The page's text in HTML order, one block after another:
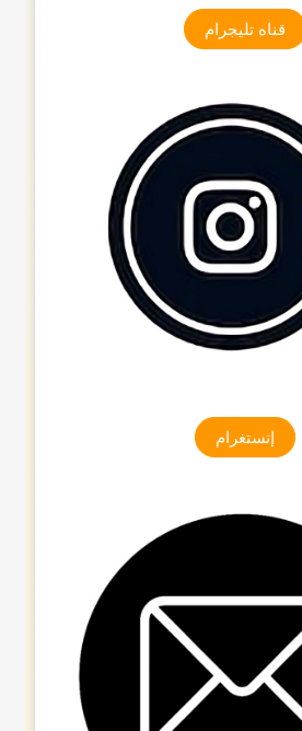
قناه تلیجرام
إنستغرام